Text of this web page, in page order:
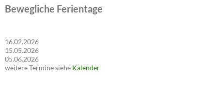
Bewegliche Ferientage
16.02.2026
15.05.2026
05.06.2026
weitere Termine siehe Kalender